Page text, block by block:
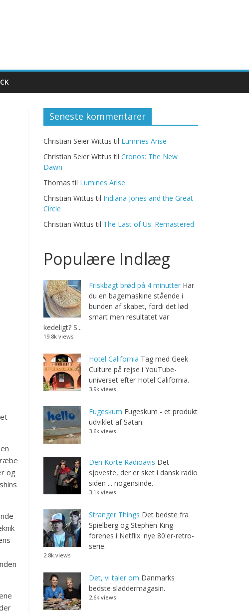
og
Seneste kommentarer
Christian Seier Wittus til Lumines Arise
Christian Seier Wittus til Cronos: The New
Dawn
Thomas til Lumines Arise
Christian Wittus til Indiana Jones and the Great
Circle
Christian Wittus til The Last of Us: Remastered
Populære Indlæg
Friskbagt brød på 4 minutter Har
du en bagemaskine stående i
bunden af skabet, fordi det lød
smart men resultatet var
kedeligt? S...
19.8k views
Hotel California Tag med Geek
Culture på rejse i YouTube-
universet efter Hotel California.
3.9k views
Fugeskum Fugeskum - et produkt
udviklet af Satan.
3.6k views
Den Korte Radioavis Det
sjoveste, der er sket i dansk radio
siden ... nogensinde.
3.1k views
Stranger Things Det bedste fra
Spielberg og Stephen King
forenes i Netflix' nye 80'er-retro-
serie.
2.8k views
Det, vi taler om Danmarks
bedste sladdermagasin.
2.6k views